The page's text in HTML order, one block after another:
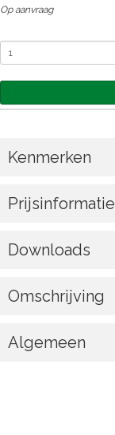
Op aanvraag
Kenmerken
Prijsinformatie
Downloads
Omschrijving
Algemeen